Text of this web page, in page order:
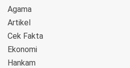
Agama
Artikel
Cek Fakta
Ekonomi
Hankam